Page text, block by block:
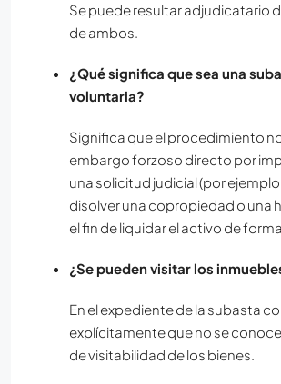
Se puede resultar adjudicatario
de ambos.
¿Qué significa que sea una
voluntaria?
Significa que el procedimiento
embargo forzoso directo por
una solicitud judicial (por
disolver una copropiedad o una
el fin de liquidar el activo de
¿Se pueden visitar los
En el expediente de la subasta
explícitamente que no se
de visitabilidad de los bienes.